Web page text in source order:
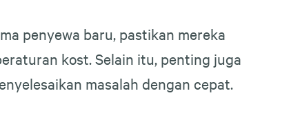
penyewa baru, pastikan mereka
kost. Selain itu, penting juga
masalah dengan cepat.